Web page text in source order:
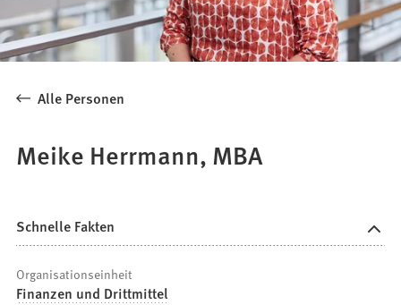
Alle Personen
Meike Herrmann, MBA
Schnelle Fakten
Organisationseinheit
Finanzen und Drittmittel